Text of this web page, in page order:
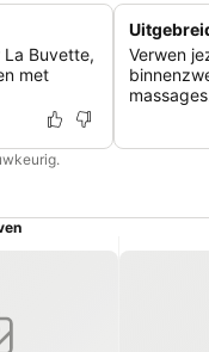
Buvette,
met
Verwen